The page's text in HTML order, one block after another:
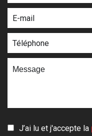
J’ai lu et j'accepte la